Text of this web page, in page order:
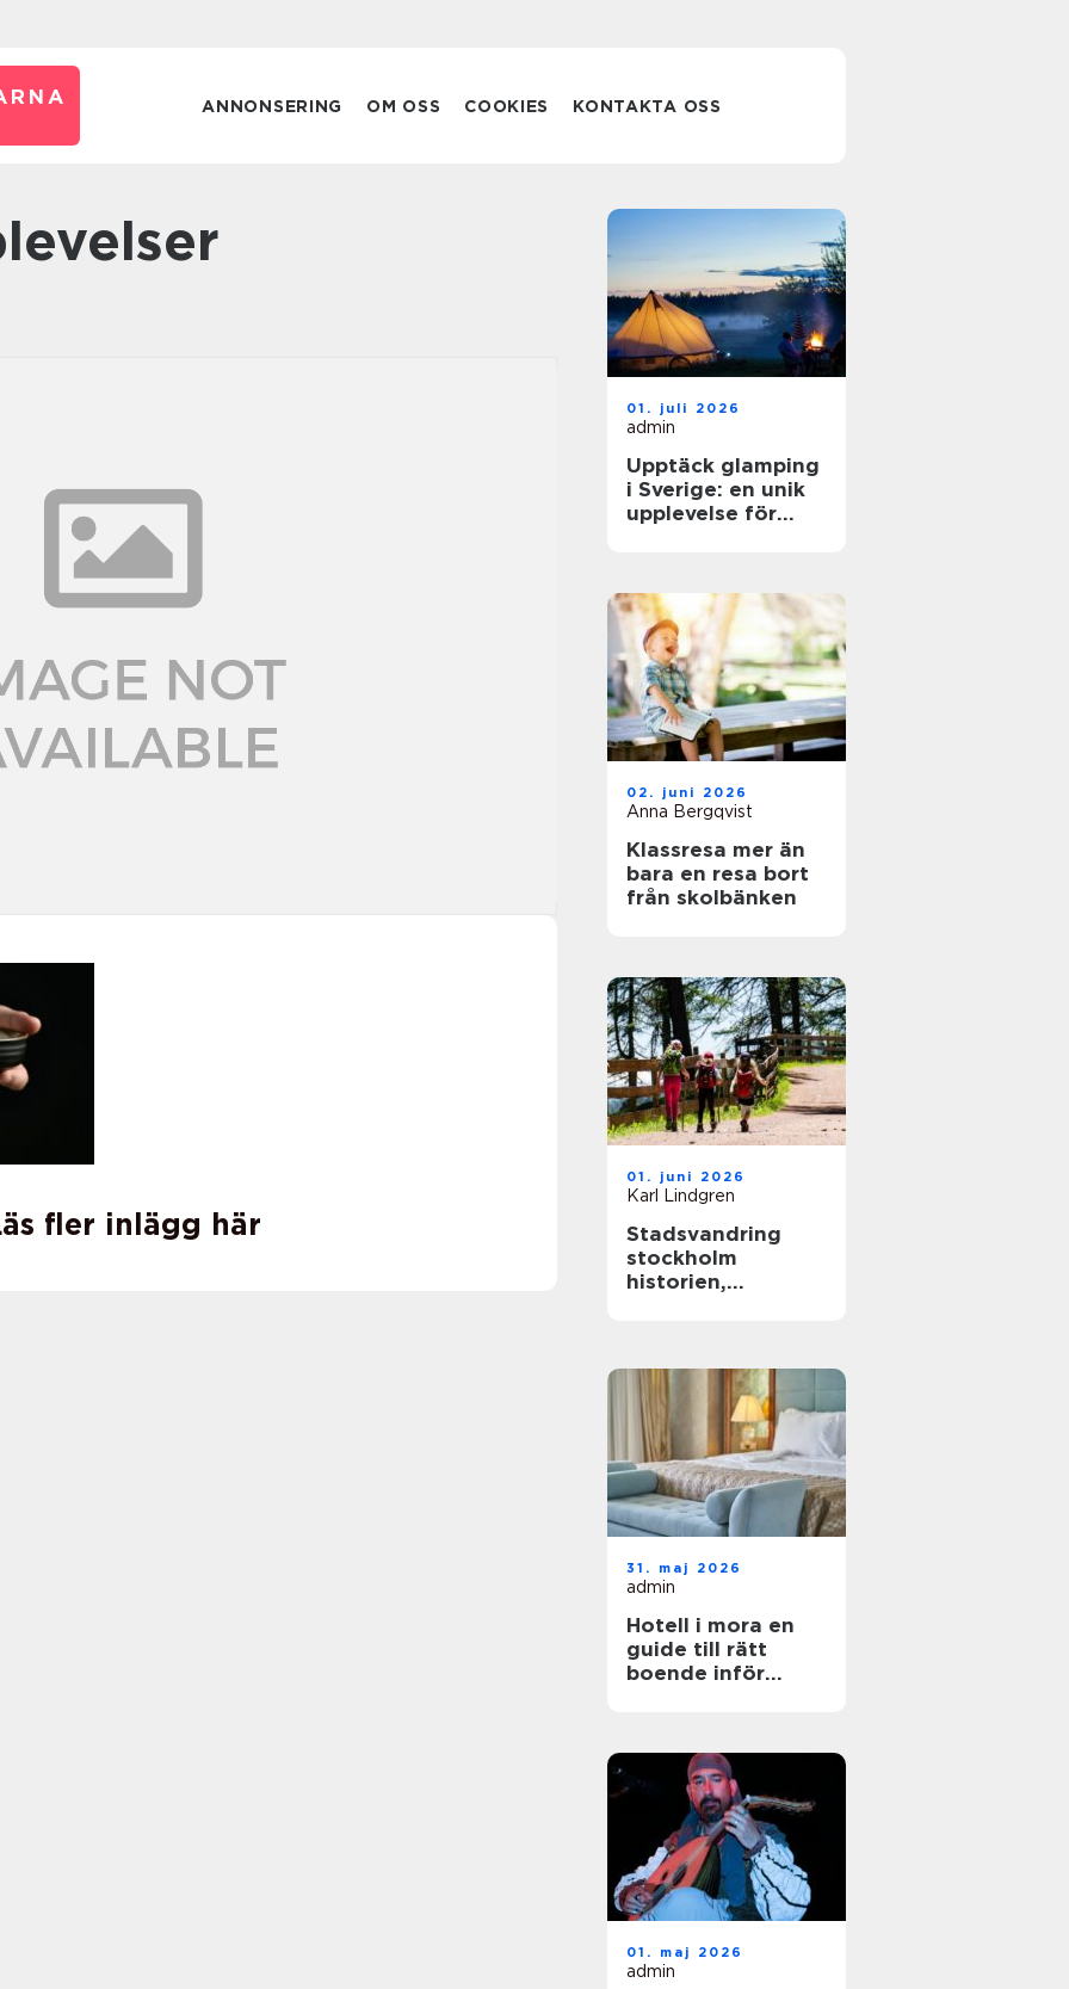
ANNONSERING OM OSS COOKIES KONTAKTA OSS
fler inlägg här
01. juli 2026
admin
Upptäck glamping
i Sverige: en unik
upplevelse för
02. juni 2026
Anna Bergqvist
Klassresa mer än
bara en resa bort
från skolbänken
01. juni 2026
Karl Lindgren
Stadsvandring
stockholm
historien,
31. maj 2026
admin
Hotell i mora en
guide till rätt
boende inför
01. maj 2026
admin